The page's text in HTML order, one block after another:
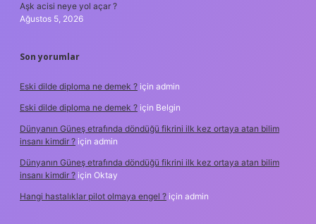
Aşk acisi neye yol açar ?
Ağustos 5, 2026
Son yorumlar
Eski dilde diploma ne demek ? için admin
Eski dilde diploma ne demek ? için Belgin
Dünyanın Güneş etrafında döndüğü fikrini ilk kez ortaya atan bilim
insanı kimdir ? için admin
Dünyanın Güneş etrafında döndüğü fikrini ilk kez ortaya atan bilim
insanı kimdir ? için Oktay
Hangi hastalıklar pilot olmaya engel ? için admin